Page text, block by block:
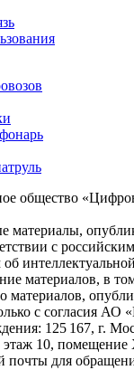
общество
материалы,
с
об
материалов, в
материалов,
с согласия АО
125 167, г.
10, помещение
почты для